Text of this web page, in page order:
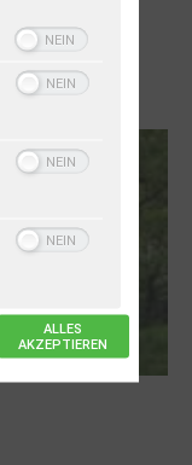
ALLES
AKZEPTIEREN